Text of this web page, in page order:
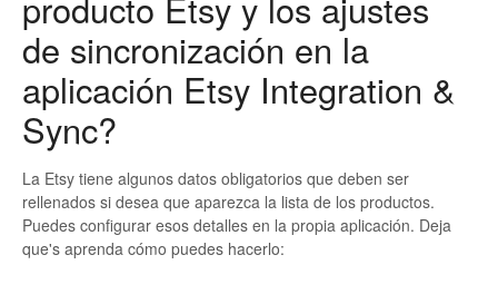
Faire Integration
Wix-Faire
Affiliate Marketplace
Etsy Integration
Etsy Integration - Italian
de sincronización en la
aplicación Etsy Integration &
Sync?
La Etsy tiene algunos datos obligatorios que deben ser
rellenados si desea que aparezca la lista de los productos.
Puedes configurar esos detalles en la propia aplicación. Deja
que's aprenda cómo puedes hacerlo: